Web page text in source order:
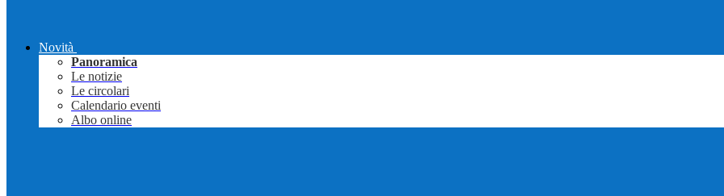
Novità
Panoramica
Le notizie
Le circolari
Calendario eventi
Albo online